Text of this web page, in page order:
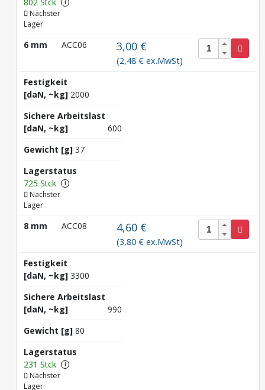
i
Nächster
Lager
6 mm ACC06 3,00 €
(2,48 € ex.MwSt)
Festigkeit
[daN, ~kg] 2000
Sichere Arbeitslast
[daN, ~kg]
600
Gewicht [g] 37
Lagerstatus
725 Stck
i
Nächster
Lager
8 mm ACC08 4,60 €
(3,80 € ex.MwSt)
Festigkeit
[daN, ~kg] 3300
Sichere Arbeitslast
[daN, ~kg]
990
Gewicht [g] 80
Lagerstatus
231 Stck
i
Nächster
Lager